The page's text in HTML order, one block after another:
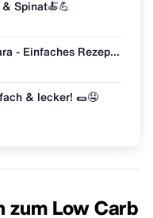
Spinat🍝💪
Gesunde Spaghetti Carbonara - Einfaches Rezept 🍝😋
& lecker! 🌯🤤
zum Low Carb